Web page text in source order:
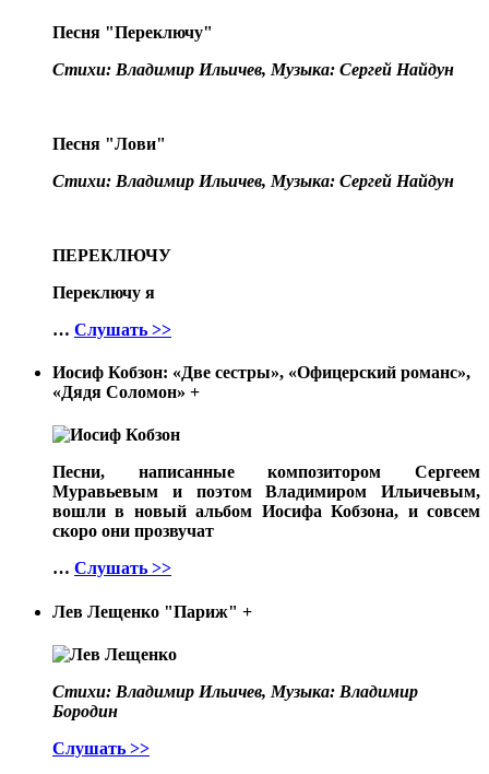
Песня "Переключу"
Стихи: Владимир Ильичев, Музыка: Сергей Найдун
Песня "Лови"
Стихи: Владимир Ильичев, Музыка: Сергей Найдун
ПЕРЕКЛЮЧУ
Переключу я
… Слушать >>
Иосиф Кобзон: «Две сестры», «Офицерский романс»,
«Дядя Соломон» +
Песни, написанные композитором Сергеем
Муравьевым и поэтом Владимиром Ильичевым,
вошли в новый альбом Иосифа Кобзона, и совсем
скоро они прозвучат
… Слушать >>
Лев Лещенко "Париж" +
Стихи: Владимир Ильичев, Музыка: Владимир
Бородин
Слушать >>